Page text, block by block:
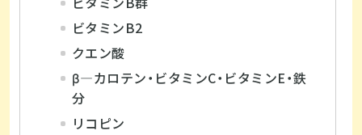
ビタミンB2
クエン酸
β―カロテン・ビタミンC・ビタミンE・鉄
分
リコピン